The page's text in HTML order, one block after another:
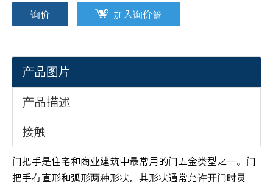
询价 加入询价篮
产品图片
产品描述
接触
门把手是住宅和商业建筑中最常用的门五金类型之一。门
把手有直形和弧形两种形状，其形状通常允许开门时灵